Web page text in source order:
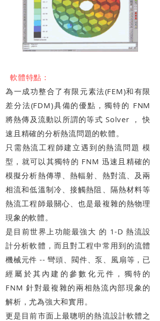
軟體特點：
為一成功整合了有限元素法(FEM)和有限
差分法(FDM)具備的優點，獨特的 FNM
將熱傳及流動以所謂的等式 Solver ， 快
速且精確的分析熱流問題的軟體。
只需熱流工程師建立遇到的熱流問題 模
型，就可以其獨特的 FNM 迅速且精確的
模擬分析熱傳導、熱輻射、熱對流、及兩
相流和低溫制冷、接觸熱阻、隔熱材料等
熱流工程師最關心、也是最複雜的熱物理
現象的軟體。
是目前世界上功能最強大 的 1-D 熱流設
計分析軟體，而且對工程中常用到的流體
機械元件 -- 彎頭、閥件、泵、風扇等，已
經屬於其內建的參數化元件，獨特的
FNM 針對最複雜的兩相熱流內部現象的
解析，尤為強大和實用。
更是目前市面上最聰明的熱流設計軟體之